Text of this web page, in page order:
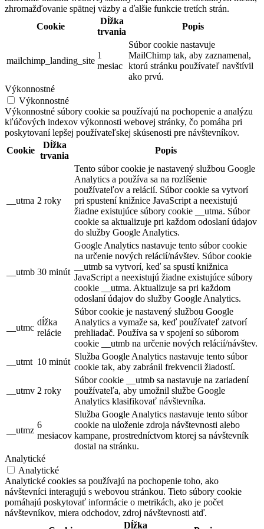
zhromažďovanie spätnej väzby a ďalšie funkcie tretích strán.
Cookie
Dĺžka
trvania
Popis
mailchimp_landing_site
1
mesiac
Súbor cookie nastavuje
MailChimp tak, aby zaznamenal,
ktorú stránku používateľ navštívil
ako prvú.
Výkonnostné
Výkonnostné
Výkonnostné súbory cookie sa používajú na pochopenie a analýzu
kľúčových indexov výkonnosti webovej stránky, čo pomáha pri
poskytovaní lepšej používateľskej skúsenosti pre návštevníkov.
Cookie
Dĺžka
trvania
Popis
__utma 2 roky
Tento súbor cookie je nastavený službou Google
Analytics a používa sa na rozlíšenie
používateľov a relácií. Súbor cookie sa vytvorí
pri spustení knižnice JavaScript a neexistujú
žiadne existujúce súbory cookie __utma. Súbor
cookie sa aktualizuje pri každom odoslaní údajov
do služby Google Analytics.
__utmb 30 minút
Google Analytics nastavuje tento súbor cookie
na určenie nových relácií/návštev. Súbor cookie
__utmb sa vytvorí, keď sa spustí knižnica
JavaScript a neexistujú žiadne existujúce súbory
cookie __utma. Aktualizuje sa pri každom
odoslaní údajov do služby Google Analytics.
__utmc
dĺžka
relácie
Súbor cookie je nastavený službou Google
Analytics a vymaže sa, keď používateľ zatvorí
prehliadač. Používa sa v spojení so súborom
cookie __utmb na určenie nových relácií/návštev.
__utmt 10 minút
Služba Google Analytics nastavuje tento súbor
cookie tak, aby zabránil frekvencii žiadostí.
__utmv 2 roky
Súbor cookie __utmb sa nastavuje na zariadení
používateľa, aby umožnil službe Google
Analytics klasifikovať návštevníka.
__utmz
6
mesiacov
Služba Google Analytics nastavuje tento súbor
cookie na uloženie zdroja návštevnosti alebo
kampane, prostredníctvom ktorej sa návštevník
dostal na stránku.
Analytické
Analytické
Analytické cookies sa používajú na pochopenie toho, ako
návštevníci interagujú s webovou stránkou. Tieto súbory cookie
pomáhajú poskytovať informácie o metrikách, ako je počet
návštevníkov, miera odchodov, zdroj návštevnosti atď.
Dĺžka